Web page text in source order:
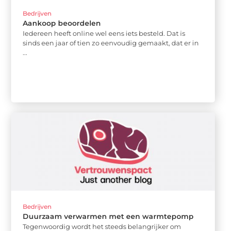
Bedrijven
Aankoop beoordelen
Iedereen heeft online wel eens iets besteld. Dat is
sinds een jaar of tien zo eenvoudig gemaakt, dat er in
...
Bedrijven
Duurzaam verwarmen met een warmtepomp
Tegenwoordig wordt het steeds belangrijker om